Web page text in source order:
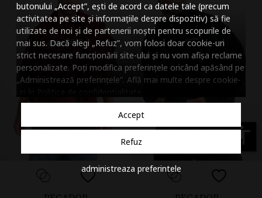
butonului „Accept”, ești de acord ca datele tale (precum
activitatea pe site și informațiile despre dispozitiv) să fie
utilizate de noi și de partenerii noștri pentru scopurile de
mai sus. Dacă alegi „Refuz”, vom folosi doar cookie-uri
strict necesare funcționării site-ului și nu vom afișa reclame
personalizate. Poți modifica preferințele oricând apăsând pe
„Administrează preferințele”. Află mai multe despre cookie-
Accept
Refuz
administreaza preferintele
accessibility
Micsoreaza
Mareste inaltimea
Micsoreaza
Inverseaza culorile
Nuante de gri
Cursor mare
Dezactiveaza